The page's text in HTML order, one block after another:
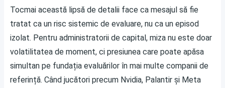
Tocmai această lipsă de detalii face ca mesajul să fie
tratat ca un risc sistemic de evaluare, nu ca un episod
izolat. Pentru administratorii de capital, miza nu este doar
volatilitatea de moment, ci presiunea care poate apăsa
simultan pe fundația evaluărilor în mai multe companii de
referință. Când jucători precum Nvidia, Palantir și Meta